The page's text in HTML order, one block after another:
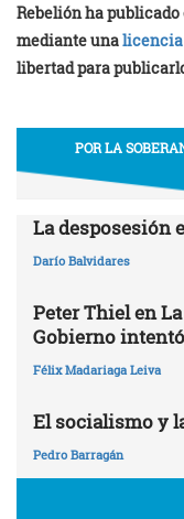
Rebelión ha
mediante unalicencia
libertad para
POR LA
La desposesión
Darío Balvidares
Peter Thiel en
Gobierno
Félix Madariaga Leiva
El socialismo y
Pedro Barragán